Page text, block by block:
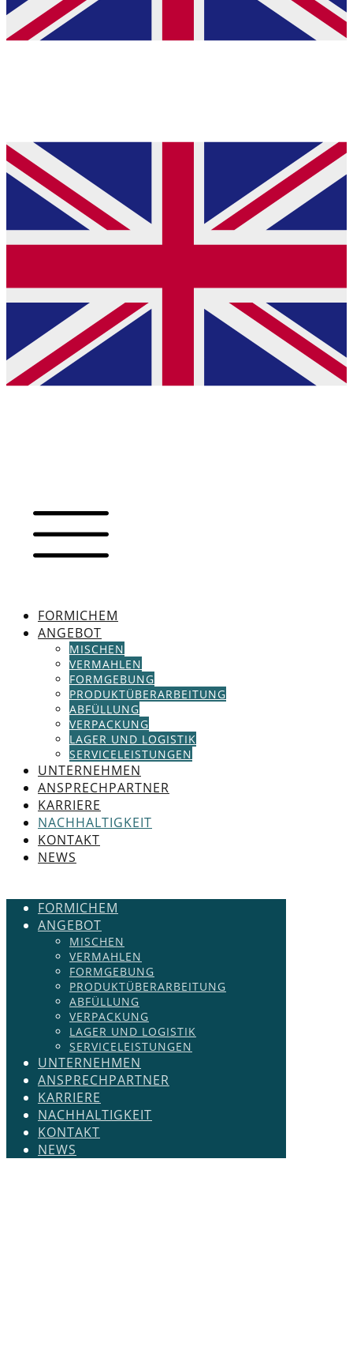
FORMICHEM
ANGEBOT
MISCHEN
VERMAHLEN
FORMGEBUNG
PRODUKTÜBERARBEITUNG
ABFÜLLUNG
VERPACKUNG
LAGER UND LOGISTIK
SERVICELEISTUNGEN
UNTERNEHMEN
ANSPRECHPARTNER
KARRIERE
NACHHALTIGKEIT
KONTAKT
NEWS
FORMICHEM
ANGEBOT
MISCHEN
VERMAHLEN
FORMGEBUNG
PRODUKTÜBERARBEITUNG
ABFÜLLUNG
VERPACKUNG
LAGER UND LOGISTIK
SERVICELEISTUNGEN
UNTERNEHMEN
ANSPRECHPARTNER
KARRIERE
NACHHALTIGKEIT
KONTAKT
NEWS